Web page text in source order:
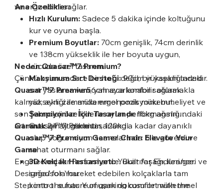
ve ergonomi sağlar.
Ana Özellikler:
Hızlı Kurulum: Sadece 5 dakika içinde koltuğunu
kur ve oyuna başla.
Premium Boyutlar: 70cm genişlik, 74cm derinlik
ve 138cm yükseklik ile her boyuta uygun,
vücuda özel tasarım.
Maksimum Sırt Desteği:90cm yüksekliğindeki
sırt yaslama ve 56cm ayarlanabilir oturak
yüksekliği ile mükemmel pozisyonu bul.
Şampiyonlar İçin Tasarlandı:16kg ağırlığındaki
Quasar™7 Premium, 120kg'a kadar dayanıklı
olup yoğun oyun seanslarında bile güvenli ve
rahat oturmanı sağlar.
3D Kolçak Hassasiyeti:Yukarı/aşağı, ileri/geri ve
sağa/sola hareket edebilen kolçaklarla tam
kontrol sunar. Yumuşak dokusu ile mükemmel
Neden Quasar™7 Premium?
Çünkü oyun sadece bir hobi değil, bir yaşam tarzıdır.
Quasar™7 Premium, yalnızca konfor sağlamakla
kalmaz, aynı zamanda ergonomik mükemmeliyet ve
son teknoloji özelliklerle oyun performansını
artırmak için titizlikle tasarlandı.
Garanti:24 ay garanti.
Quasar™7 Premium Gamer Chair: Elevate Your
Game
Engineered for Performance. Built for Endurance.
Designed for You.
Step into the future of gaming comfort with the